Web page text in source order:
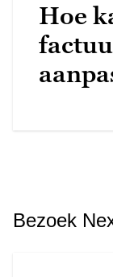
Hoe
Bezoek